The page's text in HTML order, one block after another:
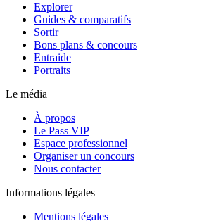
Explorer
Guides & comparatifs
Sortir
Bons plans & concours
Entraide
Portraits
Le média
À propos
Le Pass VIP
Espace professionnel
Organiser un concours
Nous contacter
Informations légales
Mentions légales